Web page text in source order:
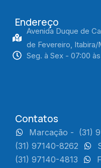
Endereço
Avenida Duque de
de Fevereiro,
Seg. à Sex - 07:00 às
Contatos
Marcação - (31)
(31) 97140-8262
(31) 97140-4813